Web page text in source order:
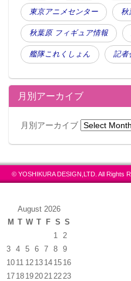
東京アニメセンター 秋
秋葉原 フィギュア情報
艦隊これくしょん 記者
月別アーカイブ
月別アーカイブ
© YOSHIKURA DESIGN,LTD. All Rights
August 2026
M T W T F S S
1
2
3
4 5 6 7 8
9
10 11 12 13 14 15 16
17 18 19 20 21 22 23